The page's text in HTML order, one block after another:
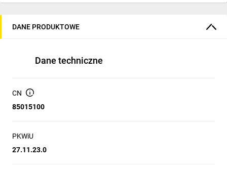
jednofazowy - kompatybilność produktu: LXM32.D18M2 przy
koniec wału: niegwintowany - rozdzielczość sprzężenia
międynarodową - połączenie elektryczne: złącza obrotowe
DANE PRODUKTOWE
Dane techniczne
CN
85015100
PKWiU
27.11.23.0